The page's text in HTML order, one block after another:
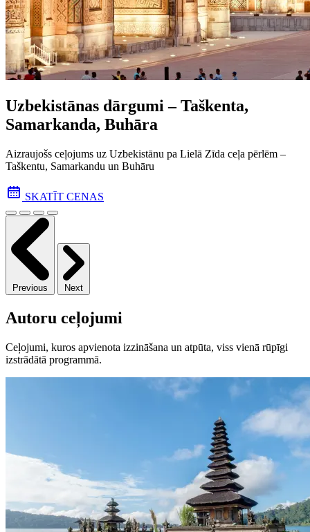
Uzbekistānas dārgumi – Taškenta,
Samarkanda, Buhāra
Aizraujošs ceļojums uz Uzbekistānu pa Lielā Zīda ceļa pēr­lēm –
Taškentu, Samarkandu un Buhāru
SKATĪT CENAS
Previous Next
Autoru ceļojumi
Ceļojumi, kuros apvienota izzināšana un atpūta, viss vienā rūpīgi
izstrādātā programmā.